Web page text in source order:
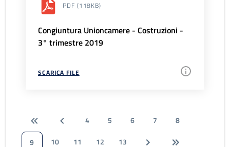
PDF (118KB)
Congiuntura Unioncamere - Costruzioni -
3° trimestre 2019
SCARICA FILE
4 5 6 7
8
9
10 11 12 13